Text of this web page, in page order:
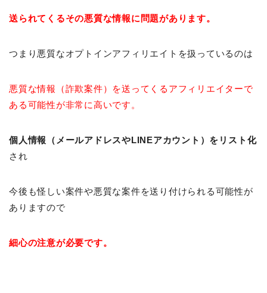
送られてくるその悪質な情報に問題があります。
つまり悪質なオプトインアフィリエイトを扱っているのは
悪質な情報（詐欺案件）を送ってくるアフィリエイターで
ある可能性が非常に高いです。
個人情報（メールアドレスやLINEアカウント）をリスト化
され
今後も怪しい案件や悪質な案件を送り付けられる可能性が
ありますので
細心の注意が必要です。